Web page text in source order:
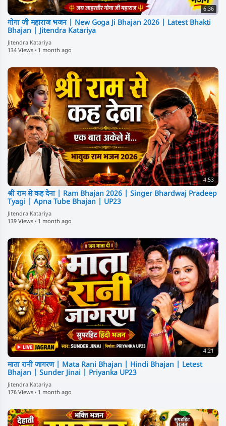
6:36
गोगा जी महाराज भजन | New Goga Ji Bhajan 2026 | Latest Bhakti
Bhajan | Jitendra Katariya
Jitendra Katariya
134 Views · 1 month ago
4:53
श्री राम से कह देना | Ram Bhajan 2026 | Singer Bhardwaj Pradeep
Tyagi | Apna Tube Bhajan | UP23
Jitendra Katariya
139 Views · 1 month ago
4:21
माता रानी जागरण | Mata Rani Bhajan | Hindi Bhajan | Letest
Bhajan | Sunder Jinai | Priyanka UP23
Jitendra Katariya
176 Views · 1 month ago